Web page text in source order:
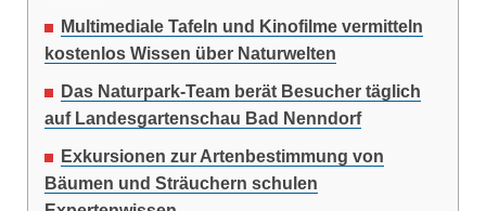
Multimediale Tafeln und Kinofilme vermitteln
kostenlos Wissen über Naturwelten
Das Naturpark-Team berät Besucher täglich
auf Landesgartenschau Bad Nenndorf
Exkursionen zur Artenbestimmung von
Bäumen und Sträuchern schulen